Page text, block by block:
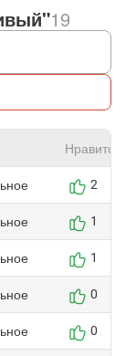
19
Нравится
2
1
1
0
0